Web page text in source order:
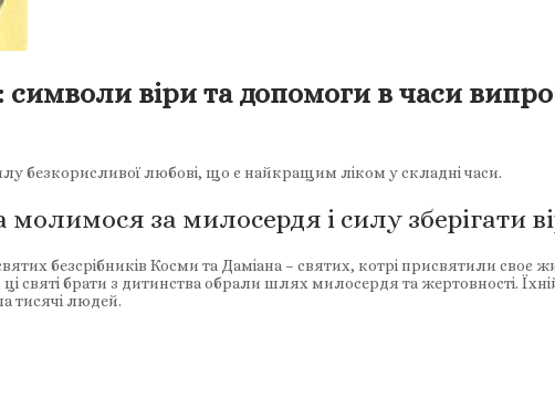
символи віри та допомоги в часи
безкорисливої любові, що є найкращим ліком у складні часи.
за милосердя і силу зберігати
безсрібників Косми та Даміана – святих, котрі присвятили
святі брати з дитинства обрали шлях милосердя та жертовності.
тисячі людей.